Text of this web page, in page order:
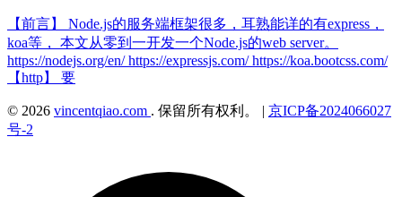
【前言】 Node.js的服务端框架很多，耳熟能详的有express，
koa等， 本文从零到一开发一个Node.js的web server。
https://nodejs.org/en/ https://expressjs.com/ https://koa.bootcss.com/
【http】 要
© 2026 vincentqiao.com . 保留所有权利。 | 京ICP备2024066027
号-2